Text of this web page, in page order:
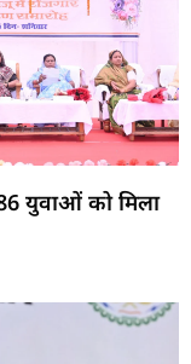
युवाओं को मिला